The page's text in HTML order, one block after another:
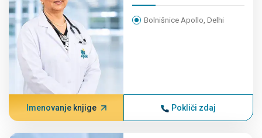
Bolnišnice Apollo, Delhi
Imenovanje knjige Pokliči zdaj